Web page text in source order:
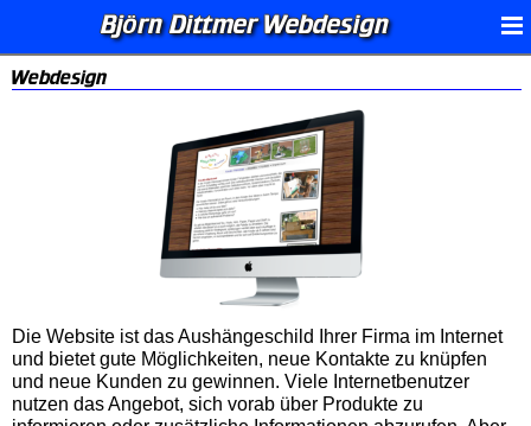
Björn Dittmer Webdesign
Webdesign
Die Website ist das Aushängeschild Ihrer Firma im Internet
und bietet gute Möglichkeiten, neue Kontakte zu knüpfen
und neue Kunden zu gewinnen. Viele Internetbenutzer
nutzen das Angebot, sich vorab über Produkte zu